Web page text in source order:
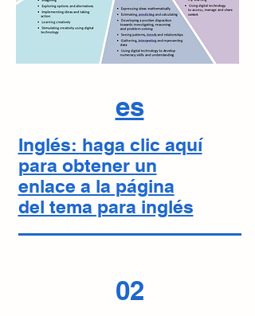
es
Inglés: haga clic aquí
para obtener un
enlace a la página
del tema para inglés
02